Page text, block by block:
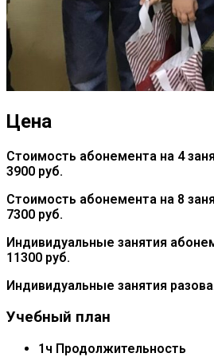
Цена
Стоимость абонемента на 4
3900 руб.
Стоимость абонемента на 8
7300 руб.
Индивидуальные занятия
11300 руб.
Индивидуальные занятия
Учебный план
1ч Продолжительность